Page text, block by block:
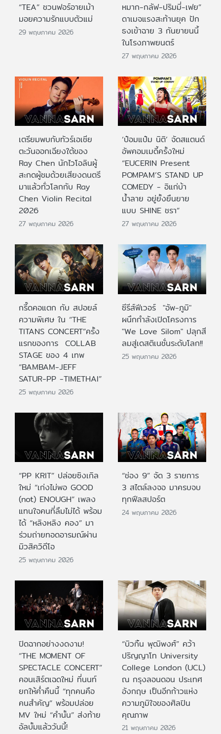
“TEA” ชวนฟอร์อายเม้า
มอยความรักแบบตัวแม่
29 พฤษภาคม 2026
หมาก-กลัฟ-ปริมมี่-เฟย”
ดาเมจแรงสะท้านยุค ปัก
ธงเข้าฉาย 3 กันยายนนี้
ในโรงภาพยนตร์
27 พฤษภาคม 2026
เตรียมพบกับทัวร์เอเชีย
ตะวันออกเฉียงใต้ของ
Ray Chen นักไวโอลินผู้
สะกดผู้ชมด้วยเสียงดนตรี
มาแล้วทั่วโลกกับ Ray
Chen Violin Recital
2026
27 พฤษภาคม 2026
‘ป๋อมแป๋ม นิติ’ จัดสแตนด์
อัพคอมเมดี้ครั้งใหม่
“EUCERIN Present
POMPAM’S STAND UP
COMEDY - อิแก่บ้า
น้ำลาย อยู่ยั้งยืนยาย
แบบ SHINE ชรา”
27 พฤษภาคม 2026
กรี๊ดคอแตก กับ สปอยล์
ความพิเศษ ใน “THE
TITANS CONCERT”ครั้ง
แรกของการ COLLAB
STAGE ของ 4 เทพ
“BAMBAM-JEFF
SATUR-PP -TIMETHAI”
25 พฤษภาคม 2026
ซีรีส์ฟีเวอร์ "อัพ-ภูมิ"
ผนึกกำลังเปิดโครงการ
"We Love Silom" ปลุกสี
ลมสู่เดสติเนชั่นระดับโลก!!
25 พฤษภาคม 2026
“PP KRIT” ปล่อยซิงเกิล
ใหม่ “เก่งไม่พอ GOOD
(not) ENOUGH” เพลง
แทนใจคนที่ลืมไม่ได้ พร้อม
ได้ “หลิงหลิง คอง” มา
ร่วมถ่ายทอดอารมณ์ผ่าน
มิวสิควิดีโอ
25 พฤษภาคม 2026
“ช่อง 9” จัด 3 รายการ
3 สไตล์ลงจอ มาครบจบ
ทุกฟีลสปอร์ต
24 พฤษภาคม 2026
ปิดฉากอย่างงดงาม!
“THE MOMENT OF
SPECTACLE CONCERT”
คอนเสิร์ตเฉดใหม่ ที่นนท์
ยกให้ค่ำคืนนี้ “ทุกคนคือ
คนสำคัญ” พร้อมปล่อย
MV ใหม่ “คำนั้น” ส่งท้าย
อัลบั้มแล้ววันนี้!
“บิวกิ้น พุฒิพงศ์” คว้า
ปริญญาโท University
College London (UCL)
ณ กรุงลอนดอน ประเทศ
อังกฤษ เป็นอีกก้าวแห่ง
ความภูมิใจของศิลปิน
คุณภาพ
21 พฤษภาคม 2026